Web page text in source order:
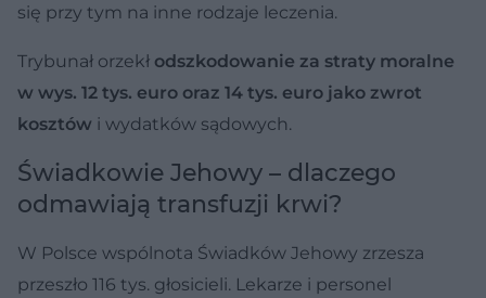
się przy tym na inne rodzaje leczenia.
Trybunał orzekł odszkodowanie za straty moralne
w wys. 12 tys. euro oraz 14 tys. euro jako zwrot
kosztów i wydatków sądowych.
Świadkowie Jehowy – dlaczego
odmawiają transfuzji krwi?
W Polsce wspólnota Świadków Jehowy zrzesza
przeszło 116 tys. głosicieli. Lekarze i personel